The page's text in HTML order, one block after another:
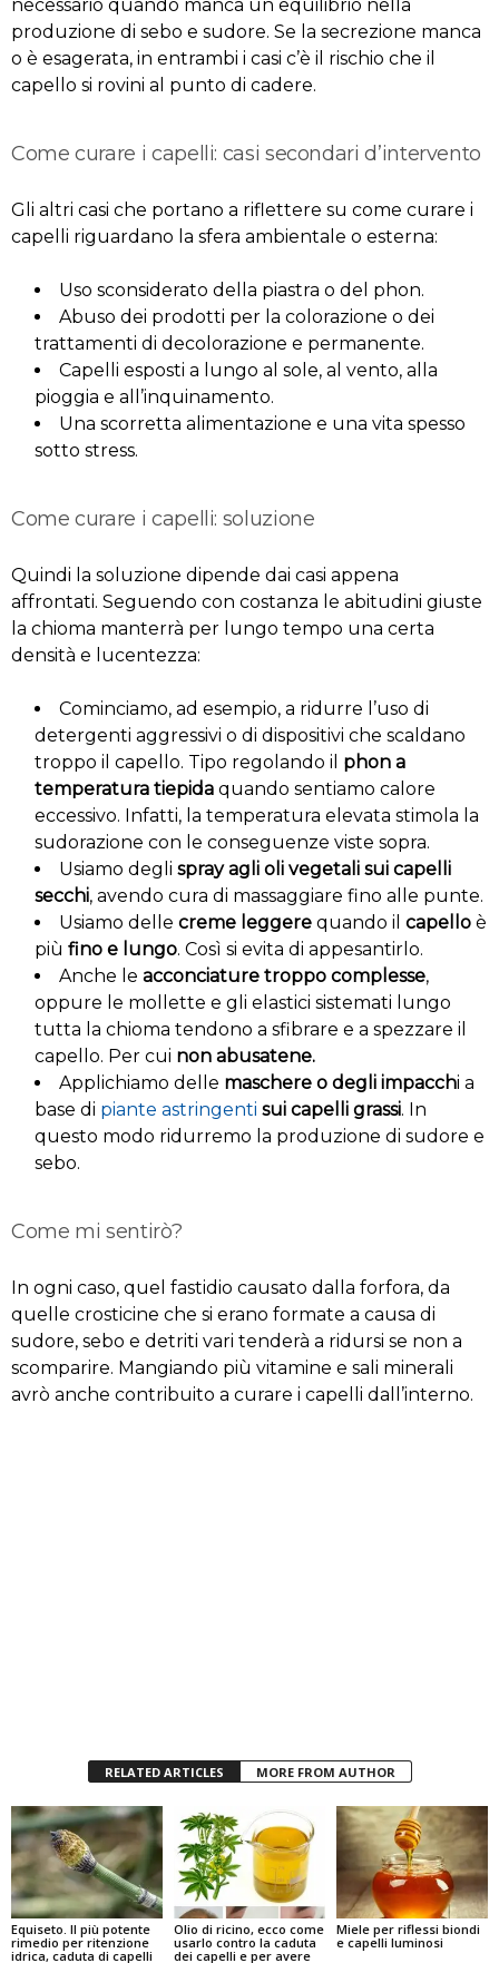
necessario quando manca un equilibrio nella
produzione di sebo e sudore. Se la secrezione manca
o è esagerata, in entrambi i casi c’è il rischio che il
capello si rovini al punto di cadere.
Come curare i capelli: casi secondari d’intervento
Gli altri casi che portano a riflettere su come curare i
capelli riguardano la sfera ambientale o esterna:
Uso sconsiderato della piastra o del phon.
Abuso dei prodotti per la colorazione o dei
trattamenti di decolorazione e permanente.
Capelli esposti a lungo al sole, al vento, alla
pioggia e all’inquinamento.
Una scorretta alimentazione e una vita spesso
sotto stress.
Come curare i capelli: soluzione
Quindi la soluzione dipende dai casi appena
affrontati. Seguendo con costanza le abitudini giuste
la chioma manterrà per lungo tempo una certa
densità e lucentezza:
Cominciamo, ad esempio, a ridurre l’uso di
detergenti aggressivi o di dispositivi che scaldano
troppo il capello. Tipo regolando il phon a
temperatura tiepida quando sentiamo calore
eccessivo. Infatti, la temperatura elevata stimola la
sudorazione con le conseguenze viste sopra.
Usiamo degli spray agli oli vegetali sui capelli
secchi, avendo cura di massaggiare fino alle punte.
Usiamo delle creme leggere quando il capello è
più fino e lungo. Così si evita di appesantirlo.
Anche le acconciature troppo complesse,
oppure le mollette e gli elastici sistemati lungo
tutta la chioma tendono a sfibrare e a spezzare il
capello. Per cui non abusatene.
Applichiamo delle maschere o degli impacchi a
base di piante astringenti sui capelli grassi. In
questo modo ridurremo la produzione di sudore e
sebo.
Come mi sentirò?
In ogni caso, quel fastidio causato dalla forfora, da
quelle crosticine che si erano formate a causa di
sudore, sebo e detriti vari tenderà a ridursi se non a
scomparire. Mangiando più vitamine e sali minerali
avrò anche contribuito a curare i capelli dall’interno.
RELATED ARTICLES MORE FROM AUTHOR
Equiseto. Il più potente
rimedio per ritenzione
idrica, caduta di capelli
Olio di ricino, ecco come
usarlo contro la caduta
dei capelli e per avere
Miele per riflessi biondi
e capelli luminosi